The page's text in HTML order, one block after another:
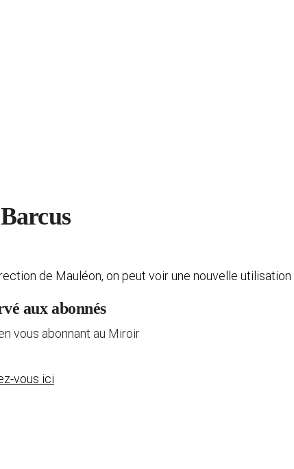
de Mauléon, on peut voir une nouvelle
aux abonnés
vous abonnant au Miroir
vous ici